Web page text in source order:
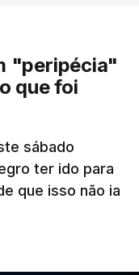
"peripécia"
que foi
sábado
ter ido para
que isso não ia